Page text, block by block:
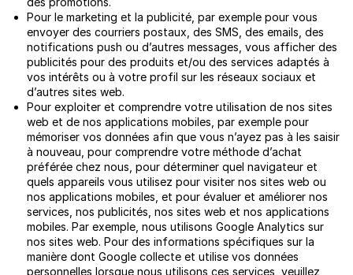
Pour le marketing et la publicité, par exemple pour vous
envoyer des courriers postaux, des SMS, des emails, des
notifications push ou d’autres messages, vous afficher des
publicités pour des produits et/ou des services adaptés à
vos intérêts ou à votre profil sur les réseaux sociaux et
d’autres sites web.
Pour exploiter et comprendre votre utilisation de nos sites
web et de nos applications mobiles, par exemple pour
mémoriser vos données afin que vous n’ayez pas à les saisir
à nouveau, pour comprendre votre méthode d’achat
préférée chez nous, pour déterminer quel navigateur et
quels appareils vous utilisez pour visiter nos sites web ou
nos applications mobiles, et pour évaluer et améliorer nos
services, nos publicités, nos sites web et nos applications
mobiles. Par exemple, nous utilisons Google Analytics sur
nos sites web. Pour des informations spécifiques sur la
manière dont Google collecte et utilise vos données
personnelles lorsque nous utilisons ces services, veuillez